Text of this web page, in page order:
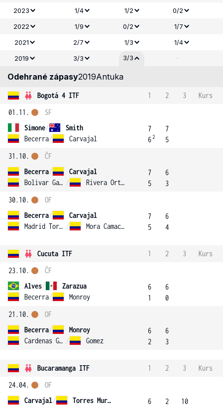
2023
1/4 1/2
0/2
2022
1/9 0/2
1/7
2021
2/7 1/3
1/4
2019
3/3 3/3 -
Odehrané zápasy2019Antuka
Bogotá 4 ITF 1 2 3
Kurs
01.11.
Simone/
Smith
Becerra/ Carvajal
SF
7
62
7
5
31.10.
Becerra/
Carvajal
Bolivar Garces / Rivera Ortiz
ČF
7
5
6
3
30.10.
Becerra/
Carvajal
Madrid Torres / Mora Camacho
OF
7
5
6
4
Cucuta ITF 1 2 3
Kurs
23.10.
Alves/
Zarazua
Becerra/ Monroy
ČF
6
1
6
0
21.10.
Becerra/
Monroy
Cardenas Galvis / Gomez
OF
6
2
6
3
Bucaramanga ITF 1 2 3
Kurs
24.04.
Carvajal/
Torres Murcia
OF
6
2
10